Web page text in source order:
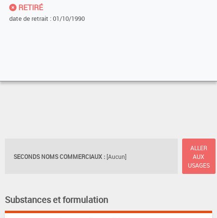
RETIRÉ
date de retrait : 01/10/1990
SECONDS NOMS COMMERCIAUX : [Aucun]
ALLER
AUX
USAGES
Substances et formulation